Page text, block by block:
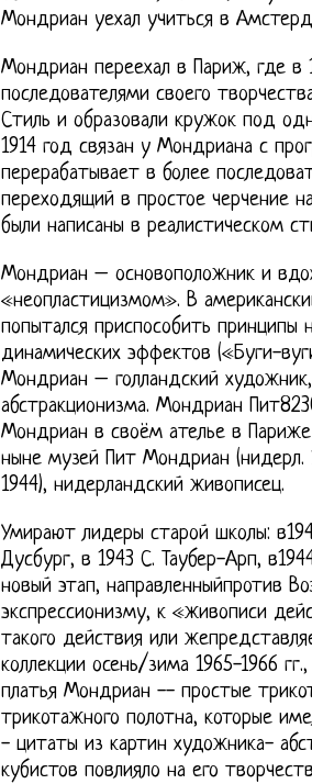
Мондриан уехал учиться в
Мондриан переехал в Париж, где в
последователями своего
Стиль и образовали кружок под
1914 год связан у Мондриана с
перерабатывает в более
переходящий в простое черчение
были написаны в реалистическом
Мондриан – основоположник и
«неопластицизмом». В
попытался приспособить принципы
динамических эффектов («Буги-
Мондриан – голландский
абстракционизма. Мондриан
Мондриан в своём ателье в
ныне музей Пит Мондриан (нидерл.
1944), нидерландский живописец.
Умирают лидеры старой школы:
Дусбург, в 1943 С. Таубер-Арп,
новый этап, направленныйпротив
экспрессионизму, к «живописи
такого действия или
коллекции осень/зима 1965-1966
платья Мондриан -- простые
трикотажного полотна, которые
- цитаты из картин художника-
кубистов повлияло на его